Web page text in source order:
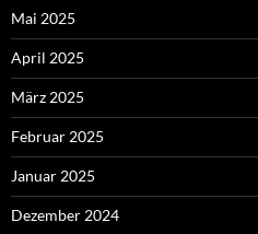
Mai 2025
April 2025
März 2025
Februar 2025
Januar 2025
Dezember 2024